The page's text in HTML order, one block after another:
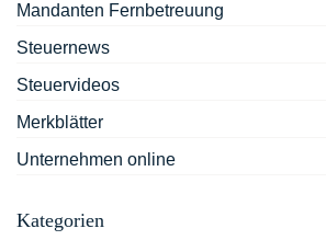
Mandanten Fernbetreuung
Steuernews
Steuervideos
Merkblätter
Unternehmen online
Kategorien